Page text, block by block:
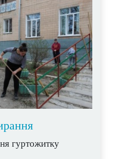
гуртожитку